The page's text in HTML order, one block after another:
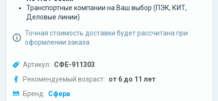
Транспортные компании на Ваш выбор (ПЭК, КИТ,
Деловые линии)
Точная стоимость доставки будет рассчитана при
оформлении заказа
Артикул: СФЕ-911303
Рекомендуемый возраст: от 6 до 11 лет
Бренд: Сфера